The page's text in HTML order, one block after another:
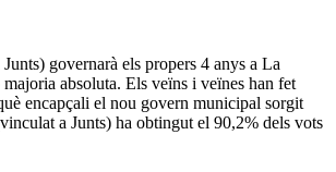
governarà els propers 4 anys a La
absoluta. Els veïns i veïnes han fet
encapçali el nou govern municipal sorgit
a Junts) ha obtingut el 90,2% dels vots